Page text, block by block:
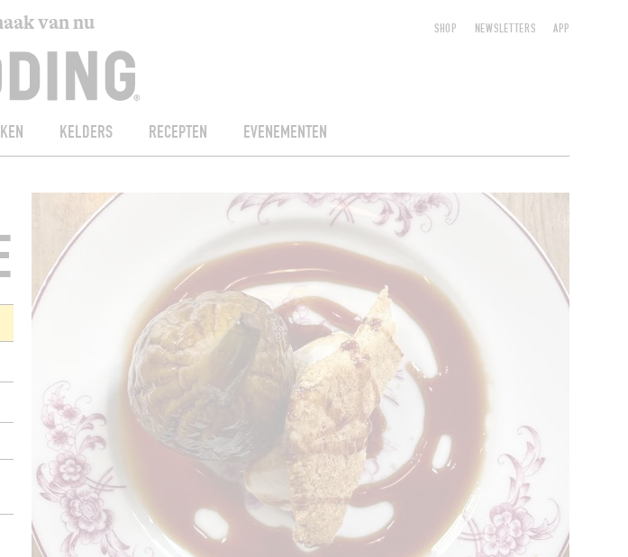
van nu
KELDERS RECEPTEN EVENEMENTEN
SHOP NEWSLETTERS APP